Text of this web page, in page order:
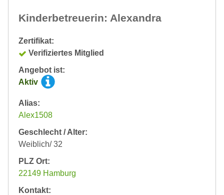
Kinderbetreuerin: Alexandra
Zertifikat:
Verifiziertes Mitglied
Angebot ist:
Aktiv
Alias:
Alex1508
Geschlecht / Alter:
Weiblich/ 32
PLZ Ort:
22149 Hamburg
Kontakt: